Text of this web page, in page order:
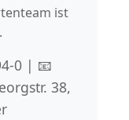
ist
0 | 📧
38,